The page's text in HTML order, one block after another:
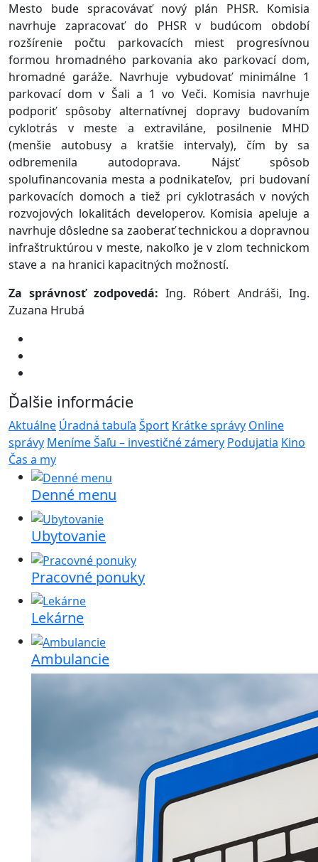
Mesto bude spracovávať nový plán PHSR. Komisia
navrhuje zapracovať do PHSR v budúcom období
rozšírenie počtu parkovacích miest progresívnou
formou hromadného parkovania ako parkovací dom,
hromadné garáže. Navrhuje vybudovať minimálne 1
parkovací dom v Šali a 1 vo Veči. Komisia navrhuje
podporiť spôsoby alternatívnej dopravy budovaním
cyklotrás v meste a extraviláne, posilnenie MHD
(menšie autobusy a kratšie intervaly), čím by sa
odbremenila autodoprava. Nájsť spôsob
spolufinancovania mesta a podnikateľov, pri budovaní
parkovacích domoch a tiež pri cyklotrasách v nových
rozvojových lokalitách developerov. Komisia apeluje a
navrhuje dôsledne sa zaoberať technickou a dopravnou
infraštruktúrou v meste, nakoľko je v zlom technickom
stave a na hranici kapacitných možností.
Za správnosť zodpovedá: Ing. Róbert Andráši, Ing.
Zuzana Hrubá
Ďalšie informácie
Aktuálne Úradná tabuľa Šport Krátke správy Online
správy Meníme Šaľu – investičné zámery Podujatia Kino
Čas a my
Denné menu
Ubytovanie
Pracovné ponuky
Lekárne
Ambulancie